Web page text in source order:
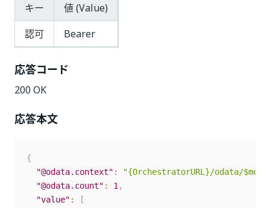
キー
値 (Value)
認可
Bearer
応答コード
200 OK
応答本文
{
"@odata.context" :
"{OrchestratorURL}/odata/
"@odata.count" : 1 ,
"value" :
[